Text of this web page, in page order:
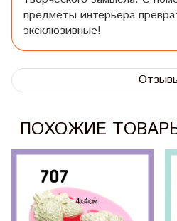
предметы интерьера
эксклюзивные!
ПОХОЖИЕ